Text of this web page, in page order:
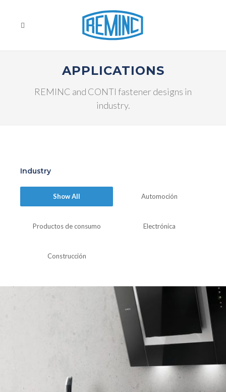
APPLICATIONS
REMINC and CONTI fastener designs in
industry.
Industry
Show All Automoción
Productos de consumo Electrónica
Construcción